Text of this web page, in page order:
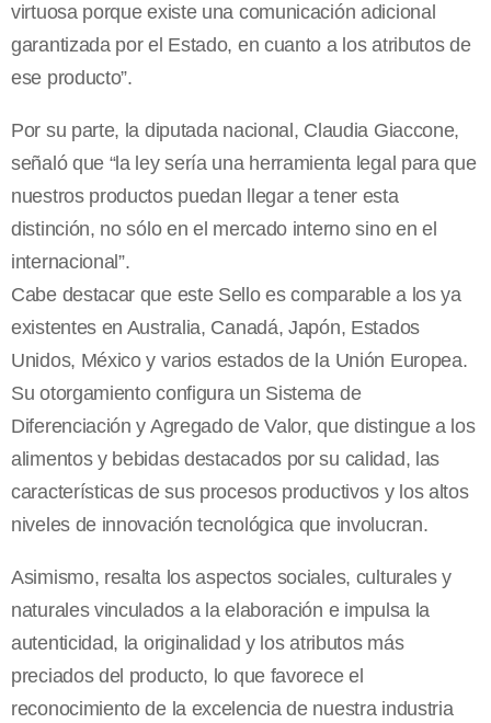
virtuosa porque existe una comunicación adicional
garantizada por el Estado, en cuanto a los atributos de
ese producto”.
Por su parte, la diputada nacional, Claudia Giaccone,
señaló que “la ley sería una herramienta legal para que
nuestros productos puedan llegar a tener esta
distinción, no sólo en el mercado interno sino en el
internacional”.
Cabe destacar que este Sello es comparable a los ya
existentes en Australia, Canadá, Japón, Estados
Unidos, México y varios estados de la Unión Europea.
Su otorgamiento configura un Sistema de
Diferenciación y Agregado de Valor, que distingue a los
alimentos y bebidas destacados por su calidad, las
características de sus procesos productivos y los altos
niveles de innovación tecnológica que involucran.
Asimismo, resalta los aspectos sociales, culturales y
naturales vinculados a la elaboración e impulsa la
autenticidad, la originalidad y los atributos más
preciados del producto, lo que favorece el
reconocimiento de la excelencia de nuestra industria